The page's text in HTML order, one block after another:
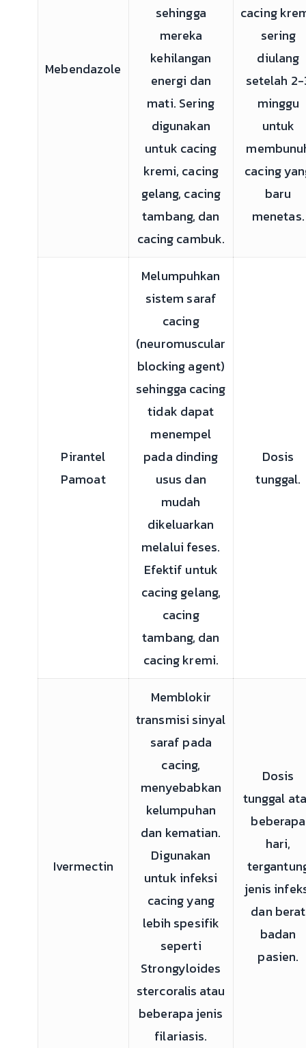
Mebendazole
sehingga
mereka
kehilangan
energi dan
mati. Sering
digunakan
untuk cacing
kremi, cacing
gelang, cacing
tambang, dan
cacing cambuk.
cacing
sering
diulang
setelah
minggu
untuk
cacing
baru
menetas.
Pirantel
Pamoat
Melumpuhkan
sistem saraf
cacing
(neuromuscular
blocking agent)
sehingga cacing
tidak dapat
menempel
pada dinding
usus dan
mudah
dikeluarkan
melalui feses.
Efektif untuk
cacing gelang,
cacing
tambang, dan
cacing kremi.
Dosis
tunggal.
Ivermectin
Memblokir
transmisi sinyal
saraf pada
cacing,
menyebabkan
kelumpuhan
dan kematian.
Digunakan
untuk infeksi
cacing yang
lebih spesifik
seperti
Strongyloides
stercoralis atau
beberapa jenis
filariasis.
Dosis
tunggal
beberapa
hari,
jenis
dan berat
badan
pasien.